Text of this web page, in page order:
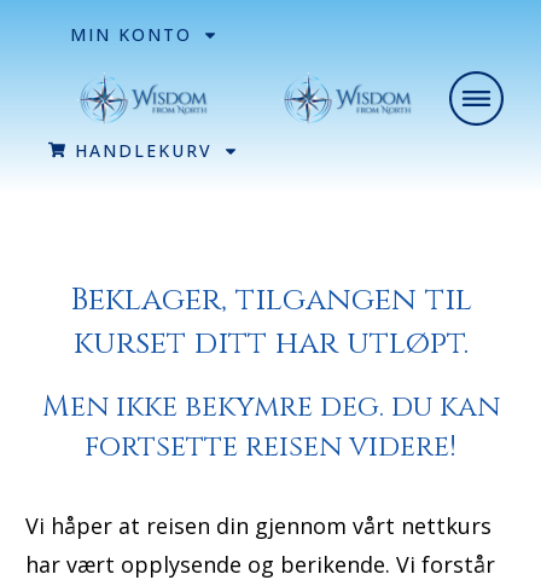
MIN KONTO
HANDLEKURV
Beklager, tilgangen til
kurset ditt har utløpt.
Men ikke bekymre deg. du kan
fortsette reisen videre!
Vi håper at reisen din gjennom vårt nettkurs
har vært opplysende og berikende. Vi forstår